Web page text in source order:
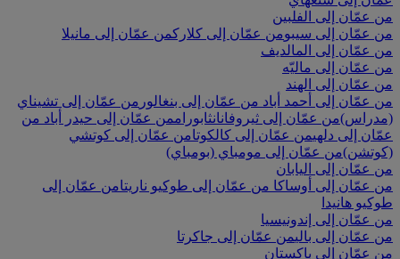
من عمّان إلى الفلبين
من عمّان إلى سيبومن عمّان إلى كلاركمن عمّان إلى مانيلا
من عمّان إلى المالديف
من عمّان إلى ماليّه
من عمّان إلى الهند
من عمّان إلى أحمد أباد من عمّان إلى بنغالور من عمّان إلى تشيناي
(مدراس)من عمّان إلى ثيروفانانثابوراممن عمّان إلى حيدر أباد من
عمّان إلى دلهيمن عمّان إلى كالكوتامن عمّان إلى كوتشي
(كوتشن)من عمّان إلى مومباي (بومباي)
من عمّان إلى اليابان
من عمّان إلى أوساكا من عمّان إلى طوكيو ناريتامن عمّان إلى
طوكيو هانيدا
من عمّان إلى إندونيسيا
من عمّان إلى باليمن عمّان إلى جاكرتا
من عمّان إلى باكستان